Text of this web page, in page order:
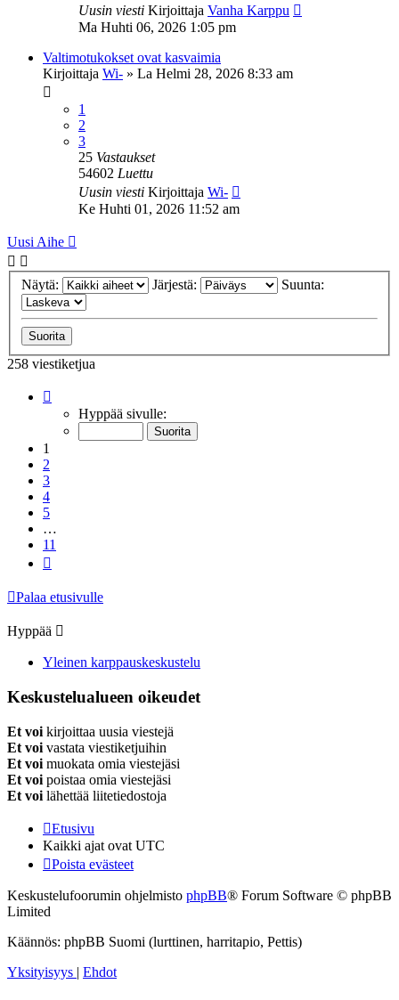
Uusin viesti Kirjoittaja Vanha Karppu
Ma Huhti 06, 2026 1:05 pm
Valtimotukokset ovat kasvaimia
Kirjoittaja Wi- » La Helmi 28, 2026 8:33 am
1
2
3
25 Vastaukset
54602 Luettu
Uusin viesti Kirjoittaja Wi-
Ke Huhti 01, 2026 11:52 am
Uusi Aihe
Näytä: Järjestä: Suunta:
258 viestiketjua
11 Hyppää sivulle:
1
2
3
4
5
…
11
Palaa etusivulle
Hyppää
Yleinen karppauskeskustelu
Keskustelualueen oikeudet
Et voi kirjoittaa uusia viestejä
Et voi vastata viestiketjuihin
Et voi muokata omia viestejäsi
Et voi poistaa omia viestejäsi
Et voi lähettää liitetiedostoja
Etusivu
Kaikki ajat ovat UTC
Poista evästeet
Keskustelufoorumin ohjelmisto phpBB® Forum Software © phpBB
Limited
Käännös: phpBB Suomi (lurttinen, harritapio, Pettis)
Yksityisyys | Ehdot